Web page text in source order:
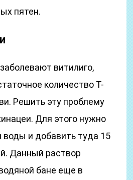
пятен.
витилиго,
количество Т-
Решить эту проблему
Для этого нужно
воды и добавить туда 15
Данный раствор
бане еще в